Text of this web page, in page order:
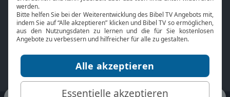
Über uns
Jobs
Mediadaten
Kontakt
TV-Empfang